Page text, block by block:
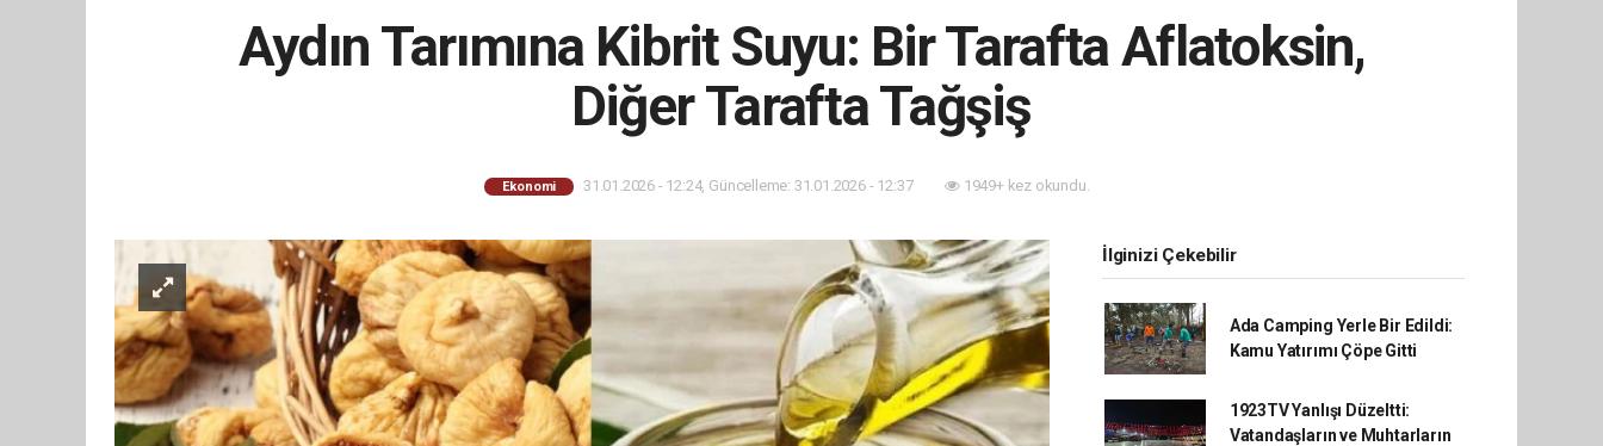
Aydın Tarımına Kibrit Suyu: Bir Tarafta Aflatoksin,
Diğer Tarafta Tağşiş
Ekonomi 31.01.2026 - 12:24, Güncelleme: 31.01.2026 - 12:37 1949+ kez okundu.
İlginizi Çekebilir
Ada Camping Yerle Bir Edildi:
Kamu Yatırımı Çöpe Gitti
1923TV Yanlışı Düzeltti:
Vatandaşların ve Muhtarların